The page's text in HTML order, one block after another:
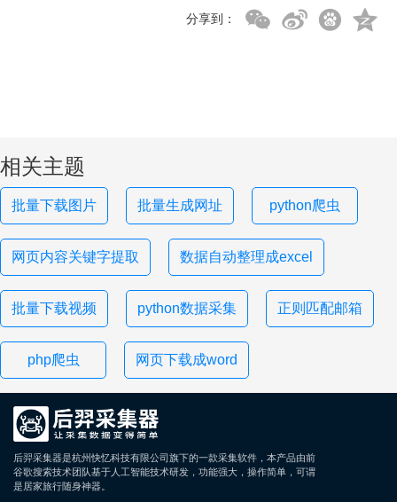
分享到：
相关主题
批量下载图片 批量生成网址 python爬虫
网页内容关键字提取 数据自动整理成excel
批量下载视频 python数据采集 正则匹配邮箱
php爬虫 网页下载成word
后羿采集器是杭州快忆科技有限公司旗下的一款采集软件，本产品由前
谷歌搜索技术团队基于人工智能技术研发，功能强大，操作简单，可谓
是居家旅行随身神器。